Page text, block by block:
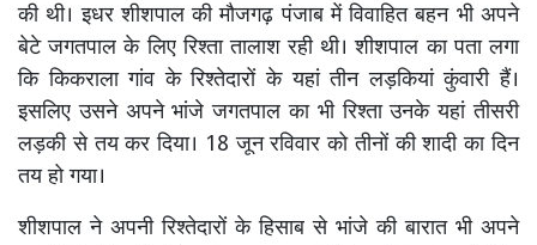
की थी। इधर शीशपाल की मौजगढ़ पंजाब में विवाहित बहन भी अपने
बेटे जगतपाल के लिए रिश्ता तालाश रही थी। शीशपाल का पता लगा
कि किकराला गांव के रिश्तेदारों के यहां तीन लड़कियां कुंवारी हैं।
इसलिए उसने अपने भांजे जगतपाल का भी रिश्ता उनके यहां तीसरी
लड़की से तय कर दिया। 18 जून रविवार को तीनों की शादी का दिन
तय हो गया।
शीशपाल ने अपनी रिश्तेदारों के हिसाब से भांजे की बारात भी अपने